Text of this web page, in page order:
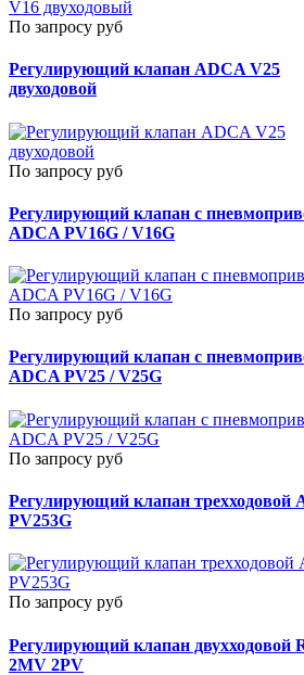
По запросу руб
Регулирующий клапан ADCA V25
двуходовой
По запросу руб
Регулирующий клапан с
ADCA PV16G / V16G
По запросу руб
Регулирующий клапан с
ADCA PV25 / V25G
По запросу руб
Регулирующий клапан трехходовой
PV253G
По запросу руб
Регулирующий клапан двухходовой
2MV 2PV